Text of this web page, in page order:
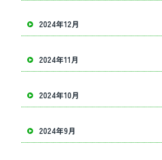
2024年12月
2024年11月
2024年10月
2024年9月